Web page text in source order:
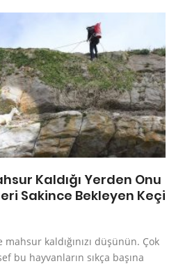
Kaldığı Yerden Onu
Sakince Bekleyen Keçi
kaldığınızı düşünün. Çok
bu hayvanların sıkça başına